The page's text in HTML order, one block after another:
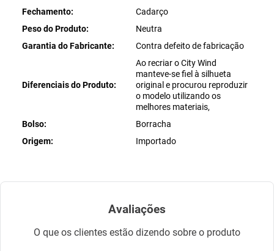
Fechamento
Cadarço
Peso do Produto
Neutra
Garantia do Fabricante
Contra defeito de fabricação
Diferenciais do Produto
Ao recriar o City Wind
manteve-se fiel à silhueta
original e procurou reproduzir
o modelo utilizando os
melhores materiais,
Bolso
Borracha
Origem
Importado
Avaliações
O que os clientes estão dizendo sobre o produto